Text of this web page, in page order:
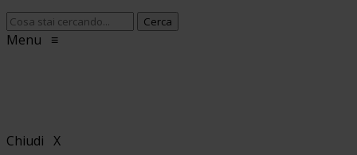
Menu ≡
Chiudi X